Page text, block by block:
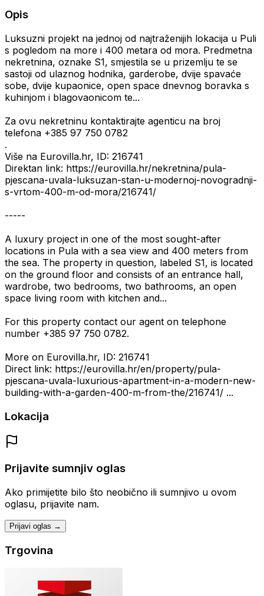
Opis
Luksuzni projekt na jednoj od najtraženijih lokacija u Puli
s pogledom na more i 400 metara od mora. Predmetna
nekretnina, oznake S1, smjestila se u prizemlju te se
sastoji od ulaznog hodnika, garderobe, dvije spavaće
sobe, dvije kupaonice, open space dnevnog boravka s
kuhinjom i blagovaonicom te...
Za ovu nekretninu kontaktirajte agenticu na broj
telefona +385 97 750 0782
.
Više na Eurovilla.hr, ID: 216741
Direktan link: https://eurovilla.hr/nekretnina/pula-
pjescana-uvala-luksuzan-stan-u-modernoj-novogradnji-
s-vrtom-400-m-od-mora/216741/
-----
A luxury project in one of the most sought-after
locations in Pula with a sea view and 400 meters from
the sea. The property in question, labeled S1, is located
on the ground floor and consists of an entrance hall,
wardrobe, two bedrooms, two bathrooms, an open
space living room with kitchen and...
For this property contact our agent on telephone
number +385 97 750 0782.
More on Eurovilla.hr, ID: 216741
Direct link: https://eurovilla.hr/en/property/pula-
pjescana-uvala-luxurious-apartment-in-a-modern-new-
building-with-a-garden-400-m-from-the/216741/ ...
Lokacija
Prijavite sumnjiv oglas
Ako primijetite bilo što neobično ili sumnjivo u ovom
oglasu, prijavite nam.
Prijavi oglas →
Trgovina